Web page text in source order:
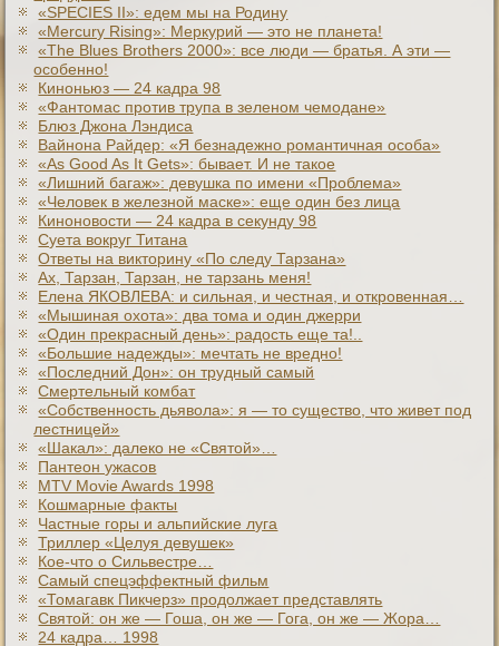
«SPECIES II»: едем мы на Родину
«Mercury Rising»: Меркурий — это не планета!
«The Blues Brothers 2000»: все люди — братья. А эти —
особенно!
Киноньюз — 24 кадра 98
«Фантомас против трупа в зеленом чемодане»
Блюз Джона Лэндиса
Вайнона Райдер: «Я безнадежно романтичная особа»
«As Good As It Gets»: бывает. И не такое
«Лишний багаж»: девушка по имени «Проблема»
«Человек в железной маске»: еще один без лица
Киноновости — 24 кадра в секунду 98
Суета вокруг Титана
Ответы на викторину «По следу Тарзана»
Ах, Тарзан, Тарзан, не тарзань меня!
Елена ЯКОВЛЕВА: и сильная, и честная, и откровенная…
«Мышиная охота»: два тома и один джерри
«Один прекрасный день»: радость еще та!..
«Большие надежды»: мечтать не вредно!
«Последний Дон»: он трудный самый
Смертельный комбат
«Собственность дьявола»: я — то существо, что живет под
лестницей»
«Шакал»: далеко не «Святой»…
Пантеон ужасов
MTV Movie Awards 1998
Кошмарные факты
Частные горы и альпийские луга
Триллер «Целуя девушек»
Кое-что о Сильвестре…
Самый спецэффектный фильм
«Томагавк Пикчерз» продолжает представлять
Святой: он же — Гоша, он же — Гога, он же — Жора…
24 кадра… 1998